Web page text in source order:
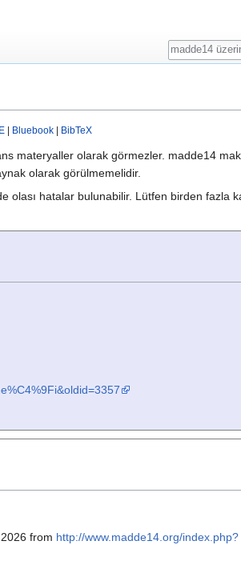
| Bluebook| BibTeX
materyaller olarak görmezler. madde14
olarak görülmemelidir.
hatalar bulunabilir. Lütfen birden fazla
from http://www.madde14.org/index.php?
Ara